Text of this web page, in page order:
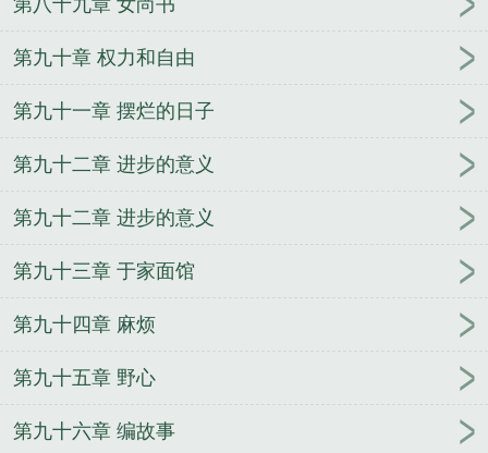
第八十九章 女尚书
第九十章 权力和自由
第九十一章 摆烂的日子
第九十二章 进步的意义
第九十二章 进步的意义
第九十三章 于家面馆
第九十四章 麻烦
第九十五章 野心
第九十六章 编故事